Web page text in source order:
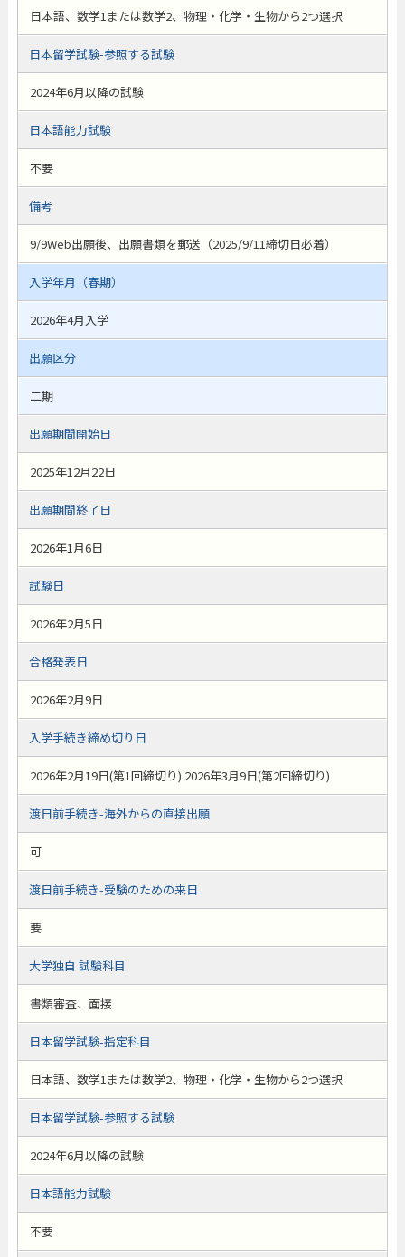
日本語、数学1または数学2、物理・化学・生物から2つ選択
日本留学試験-参照する試験
2024年6月以降の試験
日本語能力試験
不要
備考
9/9Web出願後、出願書類を郵送（2025/9/11締切日必着）
入学年月（春期）
2026年4月入学
出願区分
二期
出願期間開始日
2025年12月22日
出願期間終了日
2026年1月6日
試験日
2026年2月5日
合格発表日
2026年2月9日
入学手続き締め切り日
2026年2月19日(第1回締切り) 2026年3月9日(第2回締切り)
渡日前手続き-海外からの直接出願
可
渡日前手続き-受験のための来日
要
大学独自 試験科目
書類審査、面接
日本留学試験-指定科目
日本語、数学1または数学2、物理・化学・生物から2つ選択
日本留学試験-参照する試験
2024年6月以降の試験
日本語能力試験
不要